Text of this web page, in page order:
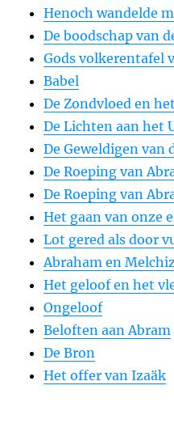
Henoch wandelde
De boodschap van
Gods volkerentafel
Babel
De Zondvloed en
De Lichten aan het
De Geweldigen van
De Roeping van
De Roeping van
Het gaan van onze
Lot gered als door
Abraham en
Het geloof en het
Ongeloof
Beloften aan Abram
De Bron
Het offer van Izaäk